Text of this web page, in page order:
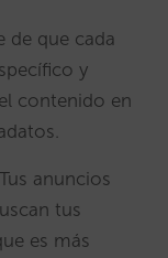
de que cada
y
contenido en
anuncios
tus
es más